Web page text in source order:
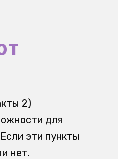
2)
для
эти пункты
нет.